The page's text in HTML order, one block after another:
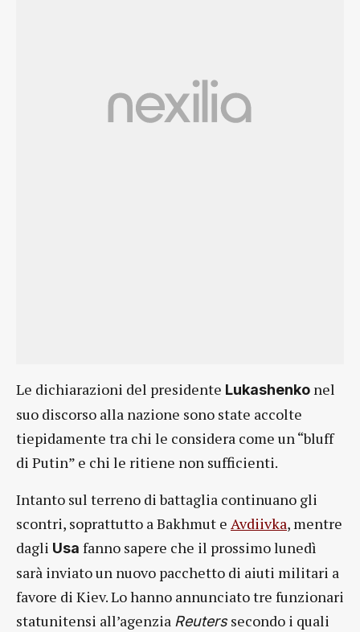
Le dichiarazioni del presidente Lukashenko nel
suo discorso alla nazione sono state accolte
tiepidamente tra chi le considera come un “bluff
di Putin” e chi le ritiene non sufficienti.
Intanto sul terreno di battaglia continuano gli
scontri, soprattutto a Bakhmut e Avdiivka, mentre
dagli Usa fanno sapere che il prossimo lunedì
sarà inviato un nuovo pacchetto di aiuti militari a
favore di Kiev. Lo hanno annunciato tre funzionari
statunitensi all’agenzia Reuterssecondo i quali